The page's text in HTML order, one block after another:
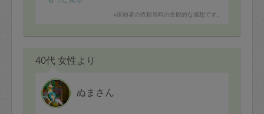
※依頼者の依頼当時の主観的な感想です。
40代 女性より
ぬまさん